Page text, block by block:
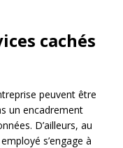
cachés
peuvent être
un encadrement
D’ailleurs, au
s’engage à